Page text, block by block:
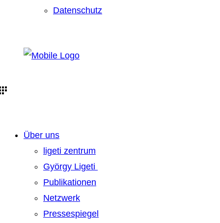
Datenschutz
Über uns
ligeti zentrum
György Ligeti
Publikationen
Netzwerk
Pressespiegel